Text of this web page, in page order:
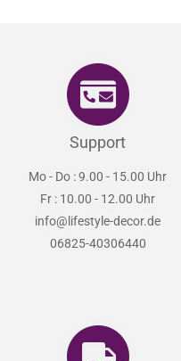
Support
Mo - Do : 9.00 - 15.00 Uhr
Fr : 10.00 - 12.00 Uhr
info@lifestyle-decor.de
06825-40306440